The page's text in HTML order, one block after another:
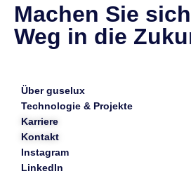
Machen Sie
Weg in die
Über guselux
Technologie & Projekte
Karriere
Kontakt
Instagram
LinkedIn